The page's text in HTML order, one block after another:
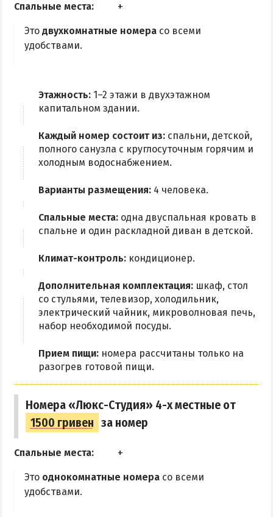
Спальные места:
Это двухкомнатные номера со всеми
удобствами.
Этажность: 1–2 этажи в двухэтажном
капитальном здании.
Каждый номер состоит из: спальни, детской,
полного санузла с круглосуточным горячим и
холодным водоснабжением.
Варианты размещения: 4 человека.
Спальные места: одна двуспальная кровать в
спальне и один раскладной диван в детской.
Климат-контроль: кондиционер.
Дополнительная комплектация: шкаф, стол
со стульями, телевизор, холодильник,
электрический чайник, микроволновая печь,
набор необходимой посуды.
Прием пищи: номера рассчитаны только на
разогрев готовой пищи.
Номера «Люкс-Студия» 4-х местные от
1500 гривен за номер
Спальные места:
Это однокомнатные номера со всеми
удобствами.